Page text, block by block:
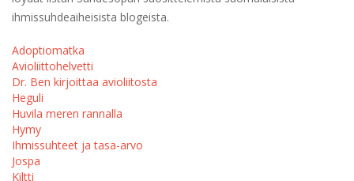
ihmissuhdeaiheisista blogeista.
Adoptiomatka
Avioliittohelvetti
Dr. Ben kirjoittaa avioliitosta
Heguli
Huvila meren rannalla
Hymy
Ihmissuhteet ja tasa-arvo
Jospa
Kiltti